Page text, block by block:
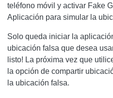
teléfono móvil y activar Fake
Aplicación para simular la
Solo queda iniciar la
ubicación falsa que desea
listo! La próxima vez que
la opción de compartir
la ubicación falsa.